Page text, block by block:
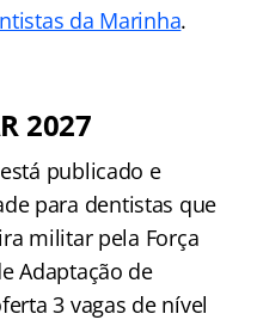
da Marinha.
2027
publicado e
para dentistas que
militar pela Força
Adaptação de
3 vagas de nível